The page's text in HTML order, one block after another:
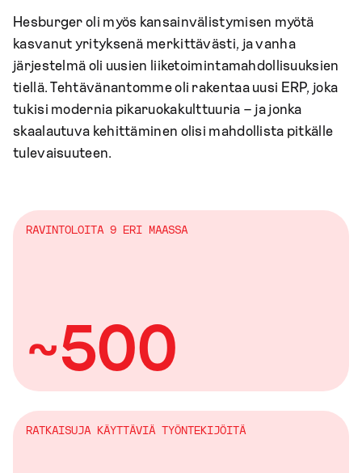
Hesburger oli myös kansainvälistymisen myötä
kasvanut yrityksenä merkittävästi, ja vanha
järjestelmä oli uusien liiketoimintamahdollisuuksien
tiellä. Tehtävänantomme oli rakentaa uusi ERP, joka
tukisi modernia pikaruokakulttuuria – ja jonka
skaalautuva kehittäminen olisi mahdollista pitkälle
tulevaisuuteen.
RAVINTOLOITA 9 ERI MAASSA
~500
RATKAISUJA KÄYTTÄVIÄ TYÖNTEKIJÖITÄ